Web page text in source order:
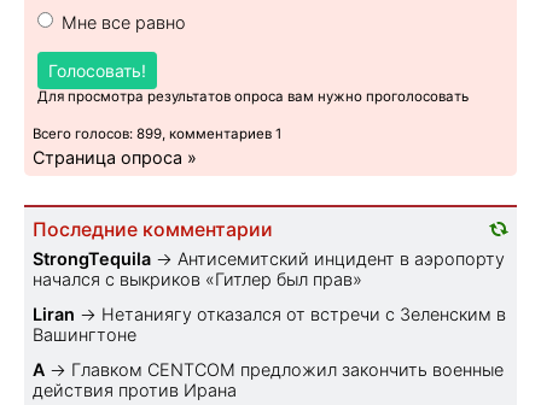
Мне все равно
Голосовать!
Для просмотра результатов опроса вам нужно проголосовать
Всего голосов: 899, комментариев 1
Страница опроса »
Последние комментарии
StrongTequila → Антисемитский инцидент в аэропорту
начался с выкриков «Гитлер был прав»
Liran → Нетаниягу отказался от встречи с Зеленским в
Вашингтоне
A → Главком CENTCOM предложил закончить военные
действия против Ирана